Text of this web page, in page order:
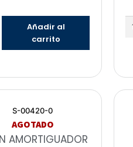
Añadir al
carrito
S-00420-0
AGOTADO
AMORTIGUADOR